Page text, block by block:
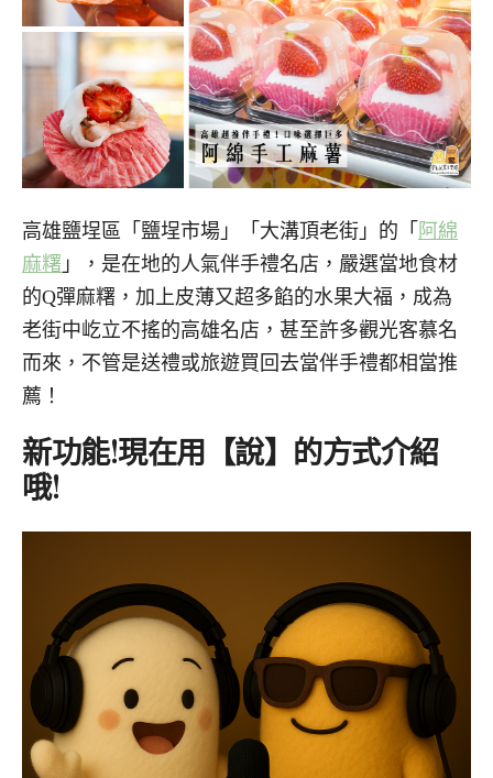
高雄鹽埕區「鹽埕市場」「大溝頂老街」的「 阿綿
麻糬 」，是在地的人氣伴手禮名店，嚴選當地食材
的Q彈麻糬，加上皮薄又超多餡的水果大福，成為
老街中屹立不搖的高雄名店，甚至許多觀光客慕名
而來，不管是送禮或旅遊買回去當伴手禮都相當推
薦！
新功能!現在用【說】的方式介紹
哦!